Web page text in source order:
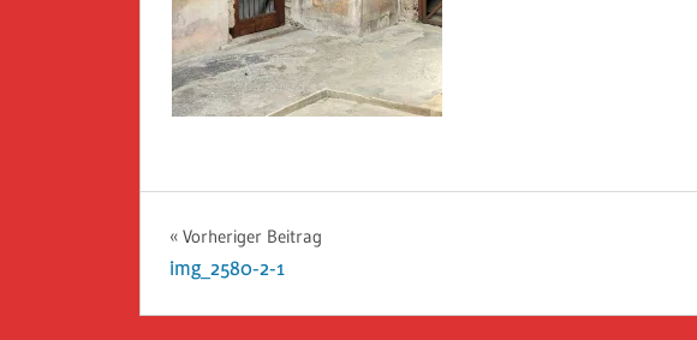
Beitragsnavigation
Vorheriger Beitrag
img_2580-2-1